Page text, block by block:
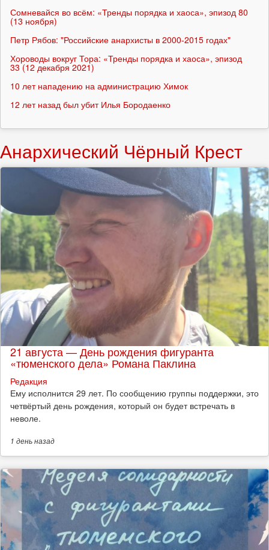
Сомневайся во всём: «Тренды порядка и хаоса», эпизод 80
(13 ноября)
Петр Рябов: "Российские анархисты в 2000-2015 годах"
Хороводы вокруг Тора: «Тренды порядка и хаоса», эпизод
33 (12 декабря 2021)
10 лет нападению на администрацию Химок
12 лет назад был убит Илья Бородаенко
Анархический Чёрный Крест
21 августа — День рождения фигуранта
«тюменского дела» Романа Паклина
Редакция
Ему исполнится 29 лет. По сообщению группы поддержки, это
четвёртый день рождения, который он будет встречать в
неволе.
1 деньназад